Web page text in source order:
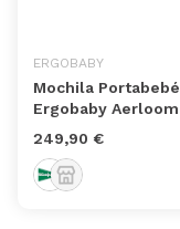
ERGOBABY
Mochila Portabebé
Ergobaby Aerloom
249,90 €